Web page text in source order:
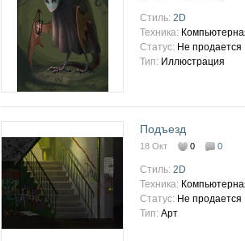
Стиль: 2D
Техника:
Статус: Не продается
Тип: Иллюстрация
Подъезд
18 Окт 0 0
Стиль: 2D
Техника:
Статус: Не продается
Тип: Арт